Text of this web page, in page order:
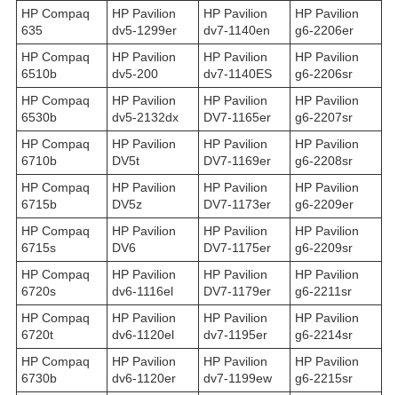
HP Compaq
635
HP Pavilion
dv5-1299er
HP Pavilion
dv7-1140en
HP Pavilion
g6-2206er
HP Compaq
6510b
HP Pavilion
dv5-200
HP Pavilion
dv7-1140ES
HP Pavilion
g6-2206sr
HP Compaq
6530b
HP Pavilion
dv5-2132dx
HP Pavilion
DV7-1165er
HP Pavilion
g6-2207sr
HP Compaq
6710b
HP Pavilion
DV5t
HP Pavilion
DV7-1169er
HP Pavilion
g6-2208sr
HP Compaq
6715b
HP Pavilion
DV5z
HP Pavilion
DV7-1173er
HP Pavilion
g6-2209er
HP Compaq
6715s
HP Pavilion
DV6
HP Pavilion
DV7-1175er
HP Pavilion
g6-2209sr
HP Compaq
6720s
HP Pavilion
dv6-1116el
HP Pavilion
DV7-1179er
HP Pavilion
g6-2211sr
HP Compaq
6720t
HP Pavilion
dv6-1120el
HP Pavilion
dv7-1195er
HP Pavilion
g6-2214sr
HP Compaq
6730b
HP Pavilion
dv6-1120er
HP Pavilion
dv7-1199ew
HP Pavilion
g6-2215sr